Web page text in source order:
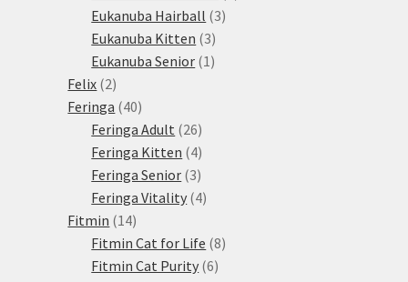
Eukanuba Hairball 33
Eukanuba Kitten 33
produkty
Eukanuba Senior 1 1
Felix 22
produkty
Feringa 4040
produktů
Feringa Adult 2626
produktů
Feringa Kitten 44
produkty
Feringa Senior 33
produkty
Feringa Vitality 44
Fitmin 1414
produktů
Fitmin Cat for Life 88
Fitmin Cat Purity 66